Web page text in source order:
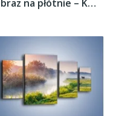
Obraz na płótnie – Koń o poranku –...